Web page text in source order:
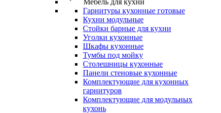
Мебель для кухни
Гарнитуры кухонные готовые
Кухни модульные
Стойки барные для кухни
Уголки кухонные
Шкафы кухонные
Тумбы под мойку
Столешницы кухонные
Панели стеновые кухонные
Комплектующие для кухонных
гарнитуров
Комплектующие для модульных
кухонь